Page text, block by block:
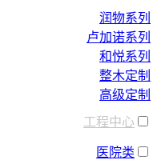
润物系列
卢加诺系列
和悦系列
整木定制
高级定制
工程中心
医院类